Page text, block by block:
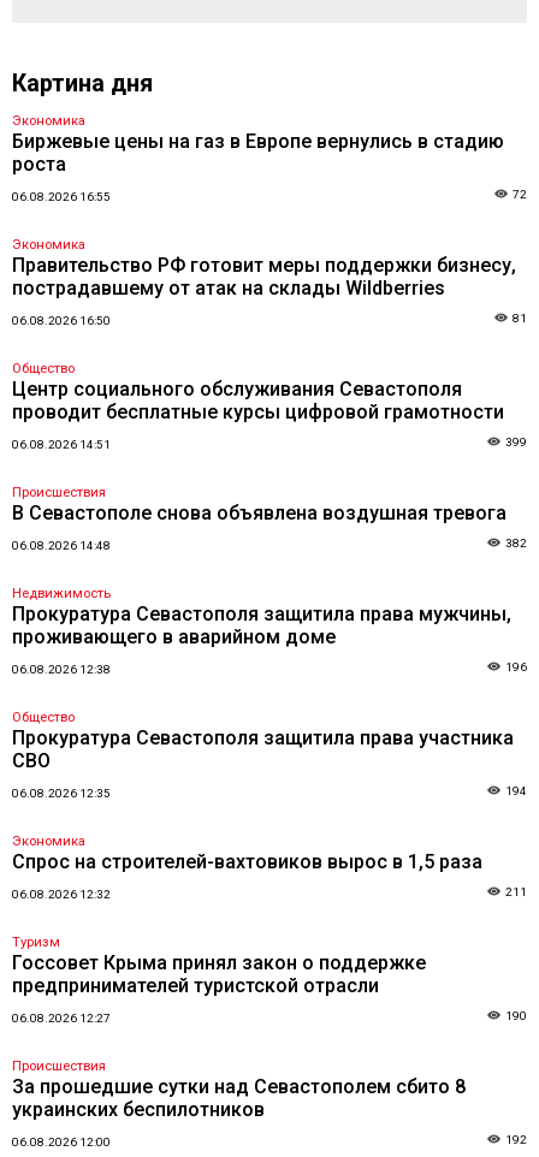
Картина дня
Экономика
Биржевые цены на газ в Европе вернулись в стадию
роста
06.08.2026 16:55 72
Экономика
Правительство РФ готовит меры поддержки бизнесу,
пострадавшему от атак на склады Wildberries
06.08.2026 16:50 81
Общество
Центр социального обслуживания Севастополя
проводит бесплатные курсы цифровой грамотности
06.08.2026 14:51 399
Происшествия
В Севастополе снова объявлена воздушная тревога
06.08.2026 14:48 382
Недвижимость
Прокуратура Севастополя защитила права мужчины,
проживающего в аварийном доме
06.08.2026 12:38 196
Общество
Прокуратура Севастополя защитила права участника
СВО
06.08.2026 12:35 194
Экономика
Спрос на строителей-вахтовиков вырос в 1,5 раза
06.08.2026 12:32 211
Туризм
Госсовет Крыма принял закон о поддержке
предпринимателей туристской отрасли
06.08.2026 12:27 190
Происшествия
За прошедшие сутки над Севастополем сбито 8
украинских беспилотников
06.08.2026 12:00 192